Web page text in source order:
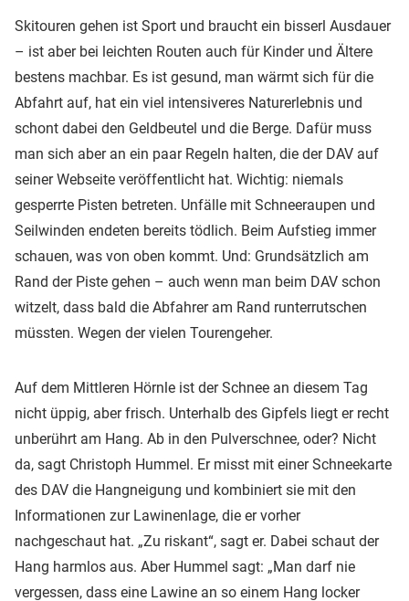
Skitouren gehen ist Sport und braucht ein bisserl Ausdauer
– ist aber bei leichten Routen auch für Kinder und Ältere
bestens machbar. Es ist gesund, man wärmt sich für die
Abfahrt auf, hat ein viel intensiveres Naturerlebnis und
schont dabei den Geldbeutel und die Berge. Dafür muss
man sich aber an ein paar Regeln halten, die der DAV auf
seiner Webseite veröffentlicht hat. Wichtig: niemals
gesperrte Pisten betreten. Unfälle mit Schneeraupen und
Seilwinden endeten bereits tödlich. Beim Aufstieg immer
schauen, was von oben kommt. Und: Grundsätzlich am
Rand der Piste gehen – auch wenn man beim DAV schon
witzelt, dass bald die Abfahrer am Rand runterrutschen
müssten. Wegen der vielen Tourengeher.
Auf dem Mittleren Hörnle ist der Schnee an diesem Tag
nicht üppig, aber frisch. Unterhalb des Gipfels liegt er recht
unberührt am Hang. Ab in den Pulverschnee, oder? Nicht
da, sagt Christoph Hummel. Er misst mit einer Schneekarte
des DAV die Hangneigung und kombiniert sie mit den
Informationen zur Lawinenlage, die er vorher
nachgeschaut hat. „Zu riskant“, sagt er. Dabei schaut der
Hang harmlos aus. Aber Hummel sagt: „Man darf nie
vergessen, dass eine Lawine an so einem Hang locker